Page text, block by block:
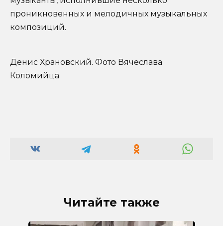
проникновенных и мелодичных музыкальных
композиций.
Денис Храновский. Фото Вячеслава
Коломийца
Читайте также